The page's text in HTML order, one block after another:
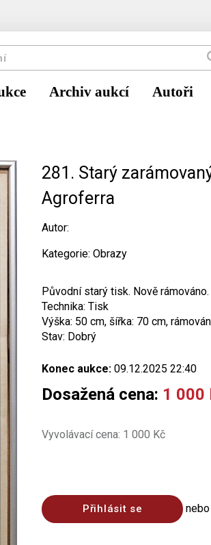
Archiv aukcí Autoři
281. Starý
Agroferra
Autor:
Kategorie: Obrazy
Původní starý tisk. Nově rámováno.
Technika: Tisk
Výška: 50 cm, šířka: 70 cm,
Stav: Dobrý
Konec aukce: 09.12.2025 22:40
Dosažená cena: 1 000
Vyvolávací cena: 1 000 Kč
Přihlásit se